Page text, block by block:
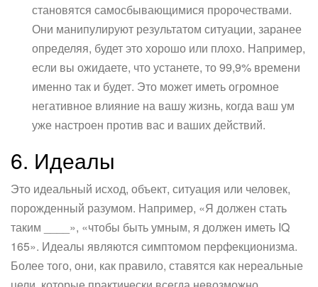
становятся самосбывающимися пророчествами.
Они манипулируют результатом ситуации, заранее
определяя, будет это хорошо или плохо. Например,
если вы ожидаете, что устанете, то 99,9% времени
именно так и будет. Это может иметь огромное
негативное влияние на вашу жизнь, когда ваш ум
уже настроен против вас и ваших действий.
6. Идеалы
Это идеальный исход, объект, ситуация или человек,
порожденный разумом. Например, «Я должен стать
таким ____», «чтобы быть умным, я должен иметь IQ
165». Идеалы являются симптомом перфекционизма.
Более того, они, как правило, ставятся как нереальные